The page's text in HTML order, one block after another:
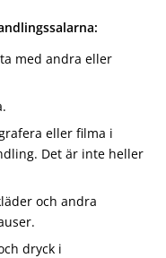
med andra eller
eller filma i
Det är inte heller
och andra
dryck i